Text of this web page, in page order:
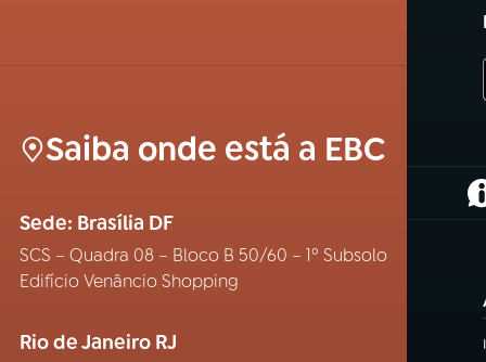
Saiba onde está a EBC
Sede: Brasília DF
SCS – Quadra 08 – Bloco B 50/60 – 1º Subsolo
Edifício Venâncio Shopping
Rio de Janeiro RJ